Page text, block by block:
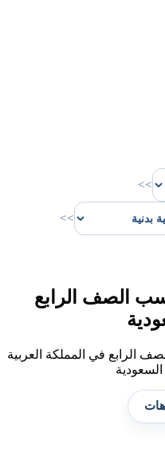
>>
>>
الصف الرابع
الرابع في المملكة العربية